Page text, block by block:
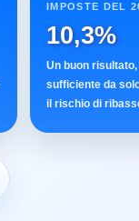
IMPOSTE DEL
10,3%
Un buon
sufficiente da
il rischio di